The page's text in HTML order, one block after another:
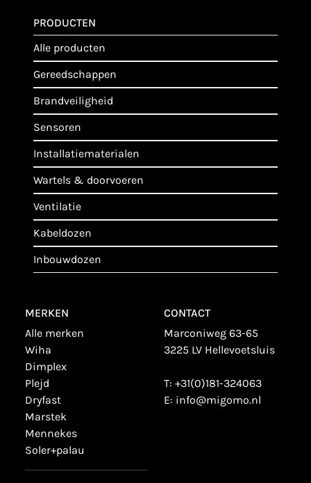
PRODUCTEN
alle producten
gereedschappen
brandveiligheid
sensoren
installatiematerialen
wartels & doorvoeren
ventilatie
kabeldozen
inbouwdozen
MERKEN
alle merken
wiha
dimplex
plejd
dryfast
marstek
mennekes
soler+palau
CONTACT
Marconiweg 63-65
3225 LV Hellevoetsluis
T: +31(0)181-324063
E: info@migomo.nl